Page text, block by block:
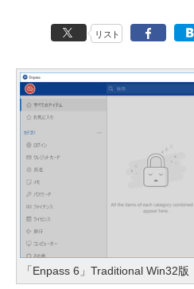
リスト
「Enpass 6」Traditional Win32版